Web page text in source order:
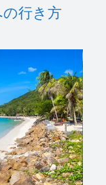
行き方